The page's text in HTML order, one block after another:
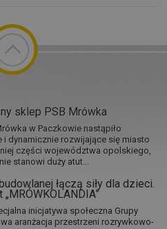
sklep PSB Mrówka
w Paczkowie nastąpiło
i dynamicznie rozwijające się miasto
części województwa opolskiego,
stanowi duży atut...
łączą siły dla dzieci.
inicjatywa społeczna Grupy
aranżacja przestrzeni rozrywkowo-